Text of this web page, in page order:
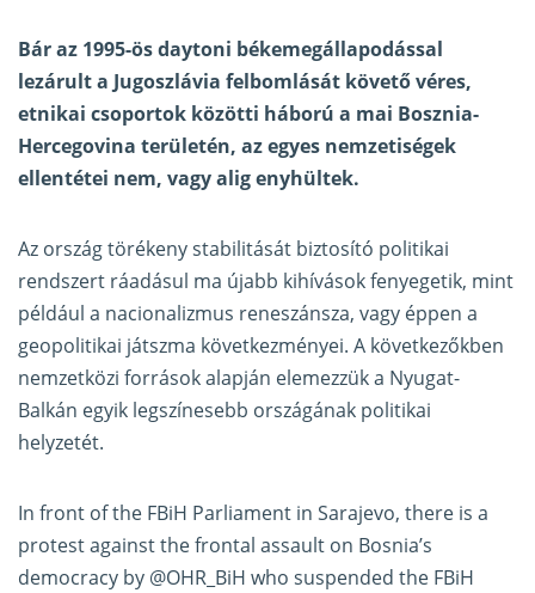
Bár az 1995-ös daytoni békemegállapodással
lezárult a Jugoszlávia felbomlását követő véres,
etnikai csoportok közötti háború a mai Bosznia-
Hercegovina területén, az egyes nemzetiségek
ellentétei nem, vagy alig enyhültek.
Az ország törékeny stabilitását biztosító politikai
rendszert ráadásul ma újabb kihívások fenyegetik, mint
például a nacionalizmus reneszánsza, vagy éppen a
geopolitikai játszma következményei. A következőkben
nemzetközi források alapján elemezzük a Nyugat-
Balkán egyik legszínesebb országának politikai
helyzetét.
In front of the FBiH Parliament in Sarajevo, there is a
protest against the frontal assault on Bosnia’s
democracy by @OHR_BiH who suspended the FBiH